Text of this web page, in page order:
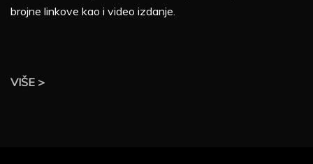
brojne linkove kao i video izdanje.
VIŠE >